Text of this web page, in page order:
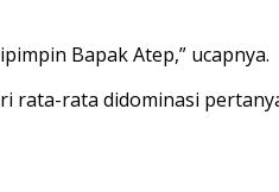
Bapak Atep,” ucapnya.
rata-rata didominasi